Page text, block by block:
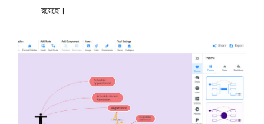
রয়েছে।